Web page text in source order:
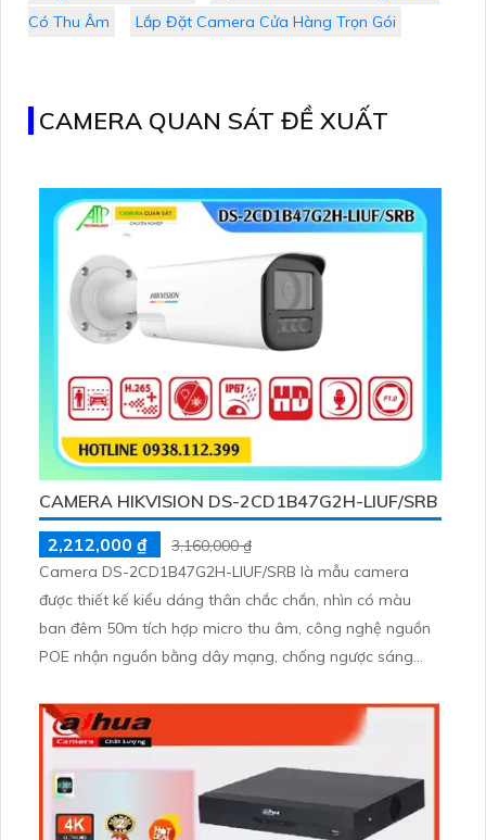
Có Thu Âm
Lắp Đặt Camera Cửa Hàng Trọn Gói
CAMERA QUAN SÁT ĐỀ XUẤT
CAMERA HIKVISION DS-2CD1B47G2H-LIUF/SRB
2,212,000 ₫
3,160,000 ₫
Camera DS-2CD1B47G2H-LIUF/SRB là mẫu camera
được thiết kế kiểu dáng thân chắc chắn, nhìn có màu
ban đêm 50m tích hợp micro thu âm, công nghệ nguồn
POE nhận nguồn bằng dây mạng, chống ngược sáng